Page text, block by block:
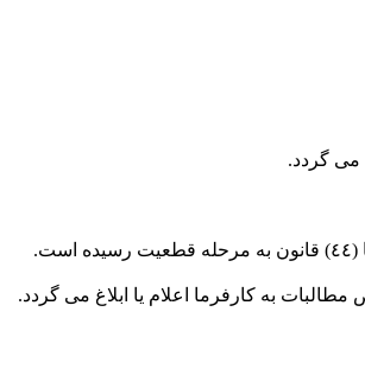
به کارفرما اعلام یا ابلاغ می گردد.